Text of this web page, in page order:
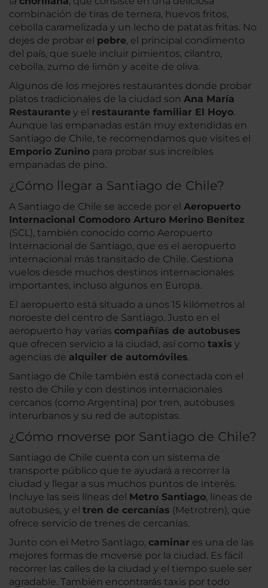
combinación de tiras de ternera, huevos fritos,
cebolla caramelizada y un lecho de patatas fritas. No
dejes de probar el pebre, el principal condimento
del país, que suele incluir pimientos, cilantro,
cebolla, zumo de limón y aceite de oliva.
Algunos de los mejores restaurantes donde probar
platos tradicionales de la ciudad son Ana María
Restaurante y el restaurante familiar El Hoyo.
Aunque las empanadas están muy extendidas en
Santiago de Chile, te recomendamos que visites el
Emporio Zunino para probar sus increíbles
empanadas de pino.
¿Cómo llegar a Santiago de Chile?
A Santiago de Chile se accede por el Aeropuerto
Internacional Comodoro Arturo Merino Benítez
(SCL), también conocido como Aeropuerto
Internacional de Santiago, que es el aeropuerto
internacional más transitado de Chile. Gestiona
vuelos desde muchos destinos internacionales
importantes, incluso algunos en Europa.
El aeropuerto está situado a unos 15 kilómetros al
noroeste del centro de Santiago. Justo en el
aeropuerto hay varias compañías de autobuses
que ofrecen servicio a la ciudad, así como taxis y
agencias de alquiler de automóviles.
Santiago de Chile también está conectada con el
resto de Chile y con destinos internacionales
cercanos (como Argentina) por tren, autobuses
interurbanos y su red de autopistas.
¿Cómo moverse por Santiago de Chile?
Santiago de Chile cuenta con un sistema de
transporte público que te ayudará a recorrer la
ciudad y llegar a sus muchos puntos de interés.
Incluye las seis líneas del Metro Santiago, líneas de
autobuses, y el tren de cercanías (Metrotren), que
ofrece servicio de trenes de cercanías.
Junto con el Metro Santiago, caminar es una de las
mejores formas de moverse por la ciudad. Es fácil
recorrer las calles de la ciudad y el tiempo suele ser
agradable. También encontrarás taxis por todo